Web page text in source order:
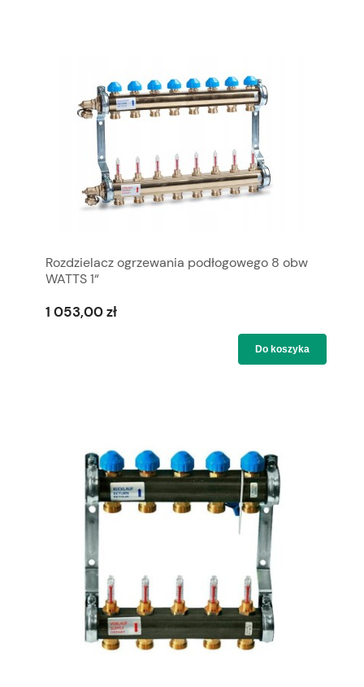
Rozdzielacz ogrzewania podłogowego 8 obw
WATTS 1“
1 053,00 zł
Do koszyka